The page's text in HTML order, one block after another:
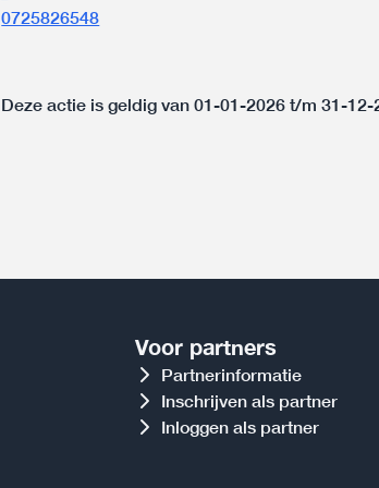
0725826548
Deze actie is geldig van 01-01-2026 t/m 31-12-
Voor partners
Partnerinformatie
Inschrijven als partner
Inloggen als partner